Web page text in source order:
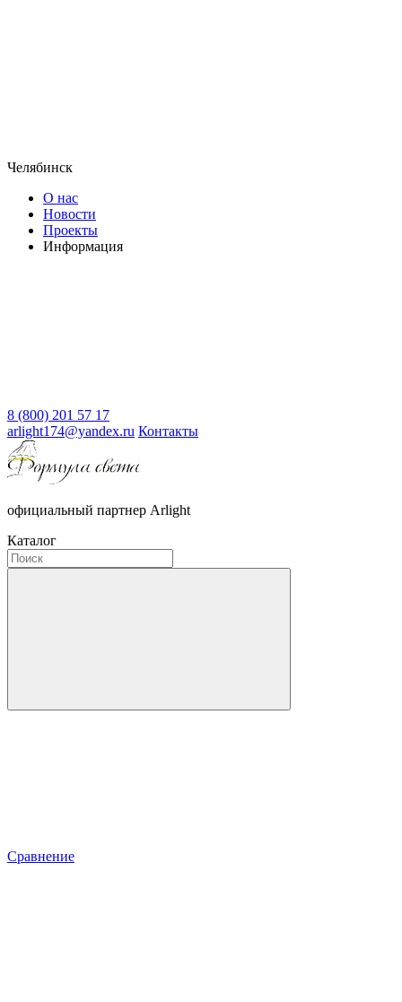
Челябинск
О нас
Новости
Проекты
Информация
8 (800) 201 57 17
arlight174@yandex.ru Контакты
официальный партнер Arlight
Каталог
Сравнение